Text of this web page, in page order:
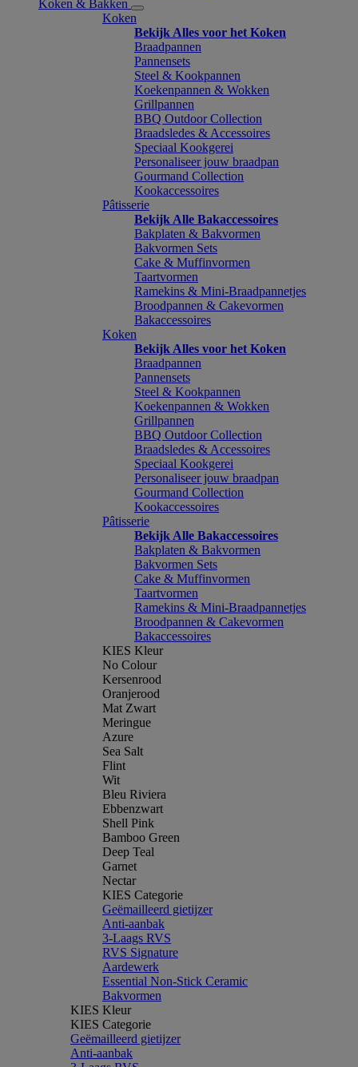
Koken & Bakken
Koken
Bekijk Alles voor het Koken
Braadpannen
Pannensets
Steel & Kookpannen
Koekenpannen & Wokken
Grillpannen
BBQ Outdoor Collection
Braadsledes & Accessoires
Speciaal Kookgerei
Personaliseer jouw braadpan
Gourmand Collection
Kookaccessoires
Pâtisserie
Bekijk Alle Bakaccessoires
Bakplaten & Bakvormen
Bakvormen Sets
Cake & Muffinvormen
Taartvormen
Ramekins & Mini-Braadpannetjes
Broodpannen & Cakevormen
Bakaccessoires
Koken
Bekijk Alles voor het Koken
Braadpannen
Pannensets
Steel & Kookpannen
Koekenpannen & Wokken
Grillpannen
BBQ Outdoor Collection
Braadsledes & Accessoires
Speciaal Kookgerei
Personaliseer jouw braadpan
Gourmand Collection
Kookaccessoires
Pâtisserie
Bekijk Alle Bakaccessoires
Bakplaten & Bakvormen
Bakvormen Sets
Cake & Muffinvormen
Taartvormen
Ramekins & Mini-Braadpannetjes
Broodpannen & Cakevormen
Bakaccessoires
KIES Kleur
No Colour
Kersenrood
Oranjerood
Mat Zwart
Meringue
Azure
Sea Salt
Flint
Wit
Bleu Riviera
Ebbenzwart
Shell Pink
Bamboo Green
Deep Teal
Garnet
Nectar
KIES Categorie
Geëmailleerd gietijzer
Anti-aanbak
3-Laags RVS
RVS Signature
Aardewerk
Essential Non-Stick Ceramic
Bakvormen
KIES Kleur
KIES Categorie
Geëmailleerd gietijzer
Anti-aanbak